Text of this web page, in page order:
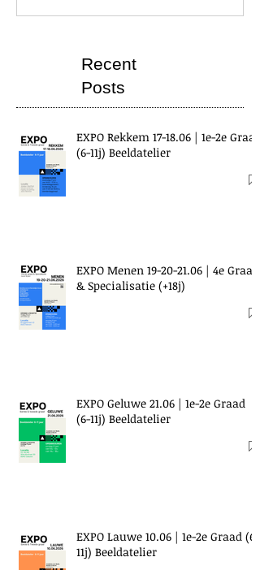
Recent
Posts
EXPO Rekkem 17-18.06 | 1e-2e Graad
(6-11j) Beeldatelier
EXPO Menen 19-20-21.06 | 4e Graad
& Specialisatie (+18j)
EXPO Geluwe 21.06 | 1e-2e Graad
(6-11j) Beeldatelier
EXPO Lauwe 10.06 | 1e-2e Graad (6-
11j) Beeldatelier